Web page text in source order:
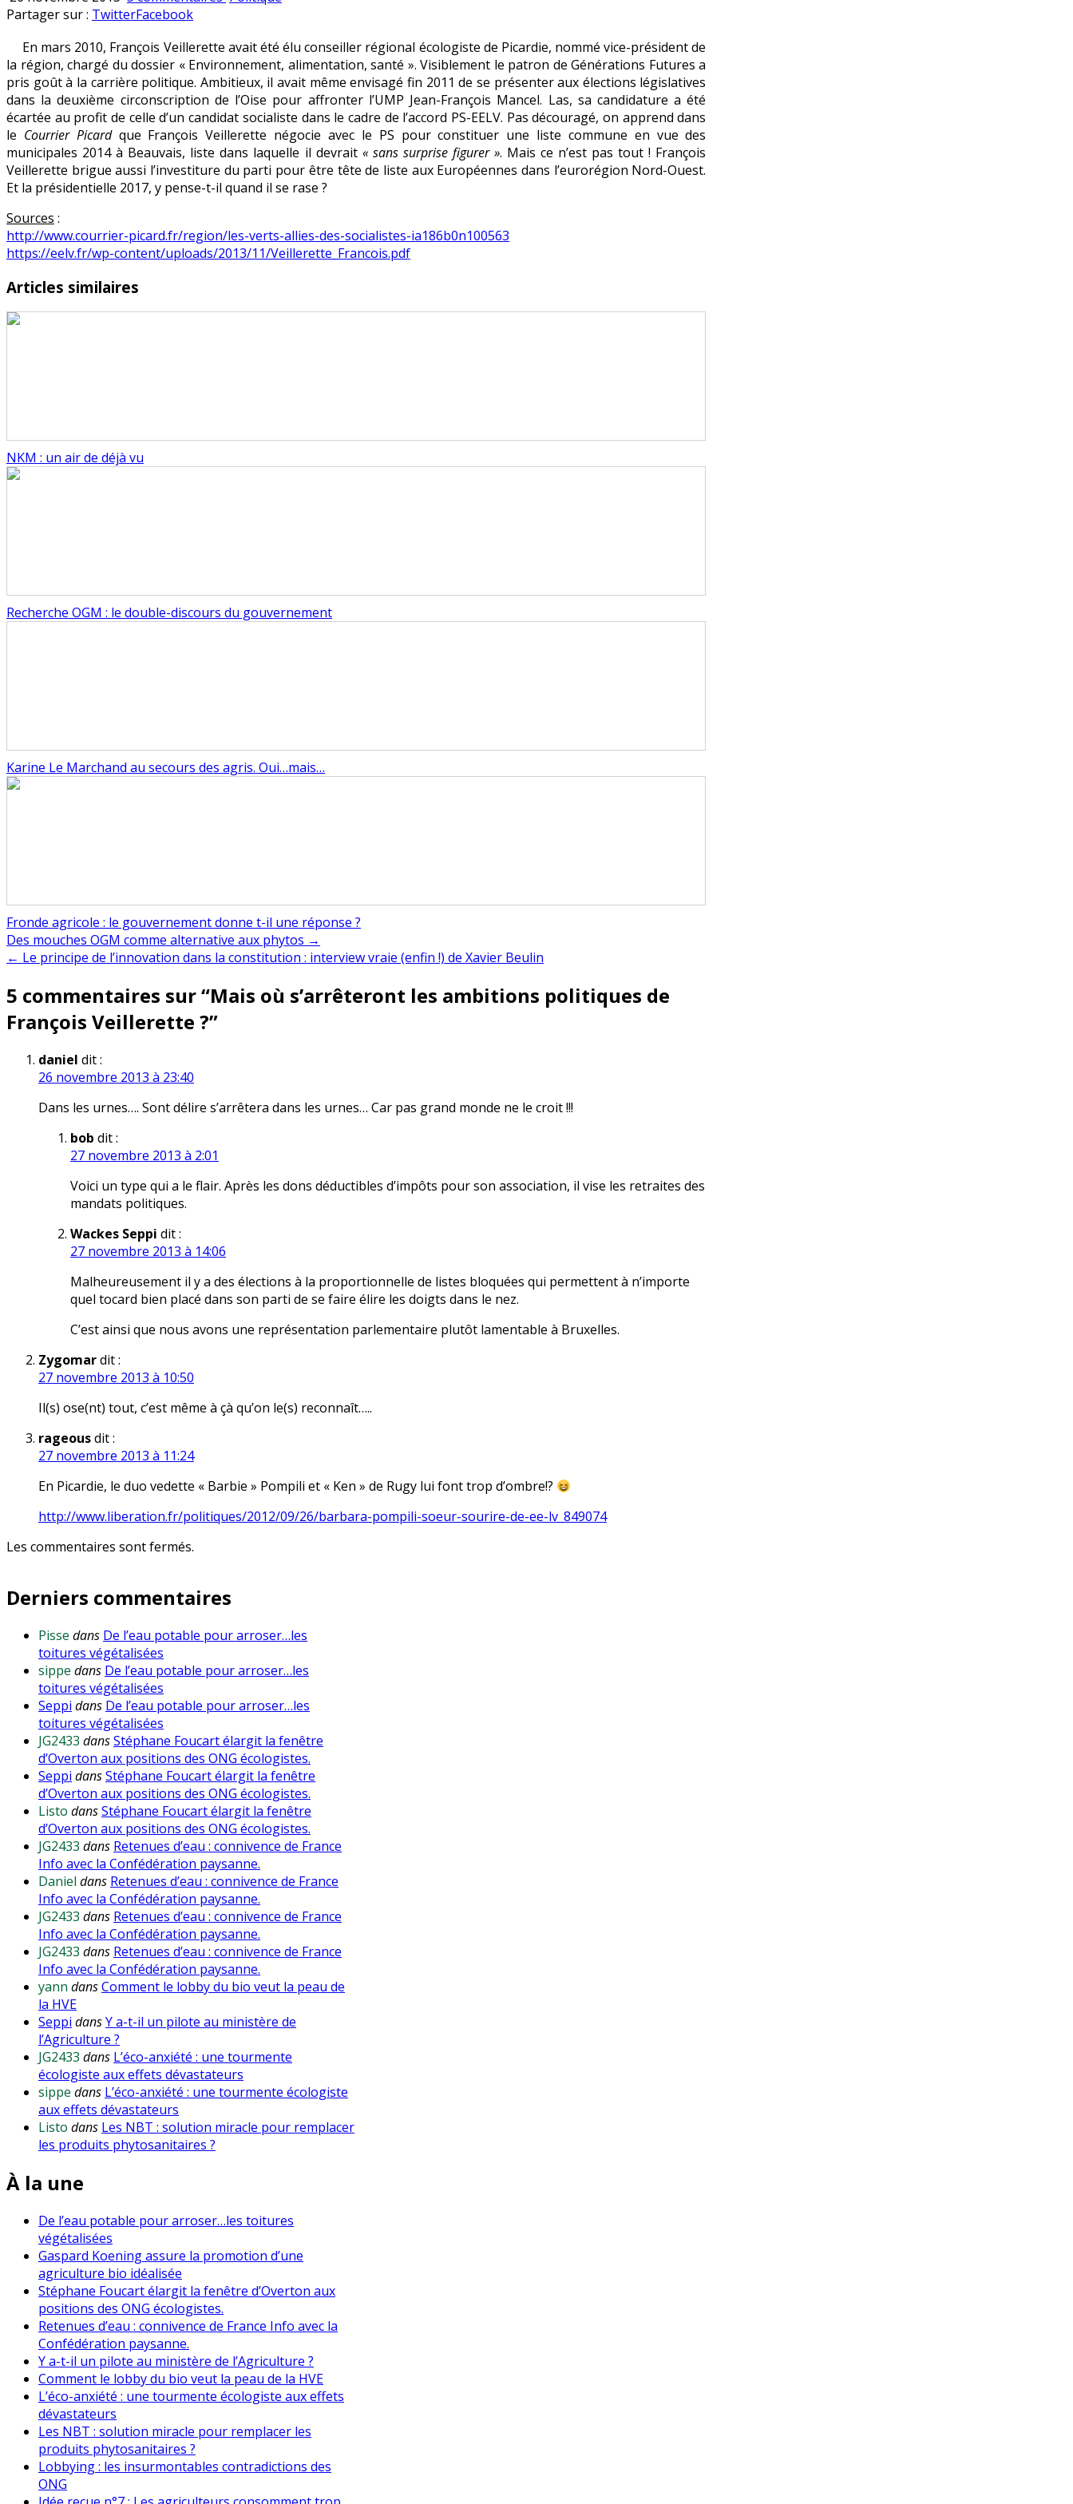
s’arrêteront
les
ambitions
politiques
de
François
Veillerette
?
Partager sur : TwitterFacebook
En mars 2010, François Veillerette avait été élu conseiller régional écologiste de Picardie, nommé vice-président de
la région, chargé du dossier « Environnement, alimentation, santé ». Visiblement le patron de Générations Futures a
pris goût à la carrière politique. Ambitieux, il avait même envisagé fin 2011 de se présenter aux élections législatives
dans la deuxième circonscription de l’Oise pour affronter l’UMP Jean-François Mancel. Las, sa candidature a été
écartée au profit de celle d’un candidat socialiste dans le cadre de l’accord PS-EELV. Pas découragé, on apprend dans
le Courrier Picardque François Veillerette négocie avec le PS pour constituer une liste commune en vue des
municipales 2014 à Beauvais, liste dans laquelle il devrait « sans surprise figurer ». Mais ce n’est pas tout ! François
Veillerette brigue aussi l’investiture du parti pour être tête de liste aux Européennes dans l’eurorégion Nord-Ouest.
Et la présidentielle 2017, y pense-t-il quand il se rase ?
Sources :
http://www.courrier-picard.fr/region/les-verts-allies-des-socialistes-ia186b0n100563
https://eelv.fr/wp-content/uploads/2013/11/Veillerette_Francois.pdf
Articles similaires
NKM : un air de déjà vu
Recherche OGM : le double-discours du gouvernement
Karine Le Marchand au secours des agris. Oui…mais…
Fronde agricole : le gouvernement donne t-il une réponse ?
Navigation
de
l’article
Des mouches OGM comme alternative aux phytos →
← Le principe de l’innovation dans la constitution : interview vraie (enfin !) de Xavier Beulin
5 commentaires sur “Mais où s’arrêteront les ambitions politiques de
François Veillerette ?”
daniel dit :
26 novembre 2013 à 23:40
Dans les urnes…. Sont délire s’arrêtera dans les urnes… Car pas grand monde ne le croit !!!
bob dit :
27 novembre 2013 à 2:01
Voici un type qui a le flair. Après les dons déductibles d’impôts pour son association, il vise les retraites des
mandats politiques.
Wackes Seppi dit :
27 novembre 2013 à 14:06
Malheureusement il y a des élections à la proportionnelle de listes bloquées qui permettent à n’importe
quel tocard bien placé dans son parti de se faire élire les doigts dans le nez.
C’est ainsi que nous avons une représentation parlementaire plutôt lamentable à Bruxelles.
Zygomardit :
27 novembre 2013 à 10:50
Il(s) ose(nt) tout, c’est même à çà qu’on le(s) reconnaît…..
rageousdit :
27 novembre 2013 à 11:24
En Picardie, le duo vedette « Barbie » Pompili et « Ken » de Rugy lui font trop d’ombre!?
http://www.liberation.fr/politiques/2012/09/26/barbara-pompili-soeur-sourire-de-ee-lv_849074
Les commentaires sont fermés.
Derniers commentaires
Pisse dans De l’eau potable pour arroser…les
toitures végétalisées
sippe dans De l’eau potable pour arroser…les
toitures végétalisées
Seppi dans De l’eau potable pour arroser…les
toitures végétalisées
JG2433 dansStéphane Foucart élargit la fenêtre
d’Overton aux positions des ONG écologistes.
Seppi dansStéphane Foucart élargit la fenêtre
d’Overton aux positions des ONG écologistes.
Listo dansStéphane Foucart élargit la fenêtre
d’Overton aux positions des ONG écologistes.
JG2433 dans Retenues d’eau : connivence de France
Info avec la Confédération paysanne.
Daniel dans Retenues d’eau : connivence de France
Info avec la Confédération paysanne.
JG2433 dans Retenues d’eau : connivence de France
Info avec la Confédération paysanne.
JG2433 dans Retenues d’eau : connivence de France
Info avec la Confédération paysanne.
yann dansComment le lobby du bio veut la peau de
la HVE
Seppi dansY a-t-il un pilote au ministère de
l’Agriculture ?
JG2433 dans L’éco-anxiété : une tourmente
écologiste aux effets dévastateurs
sippe dans L’éco-anxiété : une tourmente écologiste
aux effets dévastateurs
Listo dans Les NBT : solution miracle pour remplacer
les produits phytosanitaires ?
À la une
De l’eau potable pour arroser…les toitures
végétalisées
Gaspard Koening assure la promotion d’une
agriculture bio idéalisée
Stéphane Foucart élargit la fenêtre d’Overton aux
positions des ONG écologistes.
Retenues d’eau : connivence de France Info avec la
Confédération paysanne.
Y a-t-il un pilote au ministère de l’Agriculture ?
Comment le lobby du bio veut la peau de la HVE
L’éco-anxiété : une tourmente écologiste aux effets
dévastateurs
Les NBT : solution miracle pour remplacer les
produits phytosanitaires ?
Lobbying : les insurmontables contradictions des
ONG